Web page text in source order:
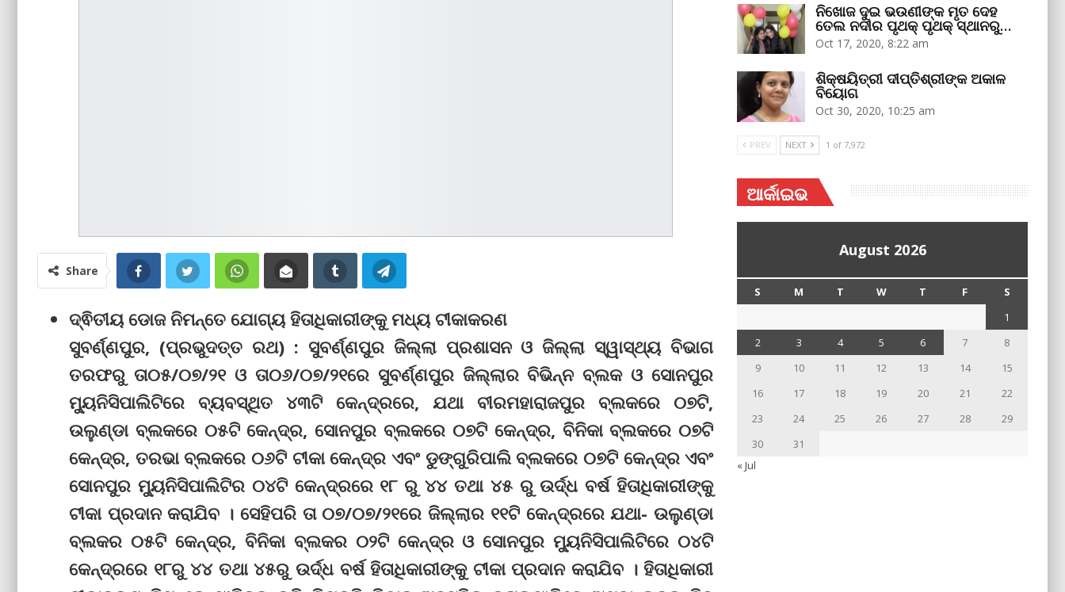
Share
ଦ୍ଵିତୀୟ ଡୋଜ ନିମନ୍ତେ ଯୋଗ୍ୟ ହିତାଧିକାରୀଙ୍କୁ ମଧ୍ୟ ଟୀକାକରଣ
ସୁବର୍ଣ୍ଣପୁର, (ପ୍ରଭୁଦତ୍ତ ରଥ) : ସୁବର୍ଣ୍ଣପୁର ଜିଲ୍ଲା ପ୍ରଶାସନ ଓ ଜିଲ୍ଲା ସ୍ୱାସ୍ଥ୍ୟ ବିଭାଗ
ତରଫରୁ ତା୦୫/୦୭/୨୧ ଓ ତା୦୬/୦୭/୨୧ରେ ସୁବର୍ଣ୍ଣପୁର ଜିଲ୍ଲାର ବିଭିନ୍ନ ବ୍ଲକ ଓ ସୋନପୁର
ମ୍ୟୁନିସିପାଲିଟିରେ ବ୍ୟବସ୍ଥିତ ୪୩ଟି କେନ୍ଦ୍ରରେ, ଯଥା ବୀରମହାରାଜପୁର ବ୍ଲକରେ ୦୭ଟି,
ଉଲୁଣ୍ଡା ବ୍ଲକରେ ୦୫ଟି କେନ୍ଦ୍ର, ସୋନପୁର ବ୍ଲକରେ ୦୭ଟି କେନ୍ଦ୍ର, ବିନିକା ବ୍ଲକରେ ୦୭ଟି
କେନ୍ଦ୍ର, ତରଭା ବ୍ଲକରେ ୦୬ଟି ଟୀକା କେନ୍ଦ୍ର ଏବଂ ଡୁଙ୍ଗୁରିପାଲି ବ୍ଲକରେ ୦୭ଟି କେନ୍ଦ୍ର ଏବଂ
ସୋନପୁର ମ୍ୟୁନିସିପାଲିଟିର ୦୪ଟି କେନ୍ଦ୍ରରେ ୧୮ ରୁ ୪୪ ତଥା ୪୫ ରୁ ଉର୍ଦ୍ଧ ବର୍ଷ ହିତାଧିକାରୀଙ୍କୁ
ଟୀକା ପ୍ରଦାନ କରାଯିବ । ସେହିପରି ତା ୦୭/୦୭/୨୧ରେ ଜିଲ୍ଲାର ୧୧ଟି କେନ୍ଦ୍ରରେ ଯଥା- ଉଲୁଣ୍ଡା
ବ୍ଲକର ୦୫ଟି କେନ୍ଦ୍ର, ବିନିକା ବ୍ଲକର ୦୨ଟି କେନ୍ଦ୍ର ଓ ସୋନପୁର ମ୍ୟୁନିସିପାଲିଟିରେ ୦୪ଟି
କେନ୍ଦ୍ରରେ ୧୮ରୁ ୪୪ ତଥା ୪୫ରୁ ଉର୍ଦ୍ଧ ବର୍ଷ ହିତାଧିକାରୀଙ୍କୁ ଟୀକା ପ୍ରଦାନ କରାଯିବ । ହିତାଧିକାରୀ
ନିଖୋଜ ଦୁଇ ଭଉଣୀଙ୍କ ମୃତ ଦେହ
ତେଲ ନଦୀର ପୃଥକ୍‌ ପୃଥକ୍‌ ସ୍ଥାନରୁ…
Oct 17, 2020, 8:22 am
ଶିକ୍ଷୟିତ୍ରୀ ଦୀପ୍ତିଶ୍ରୀଙ୍କ ଅକାଳ
ବିୟୋଗ
Oct 30, 2020, 10:25 am
PREV NEXT 1 of 7,972
ଆର୍କାଇଭ
August 2026
S M T W T F
S
1
2
3 4 5 6 7
8
9
10 11 12 13 14
15
16
17 18 19 20 21
22
23
24 25 26 27 28
29
30
31
« Jul